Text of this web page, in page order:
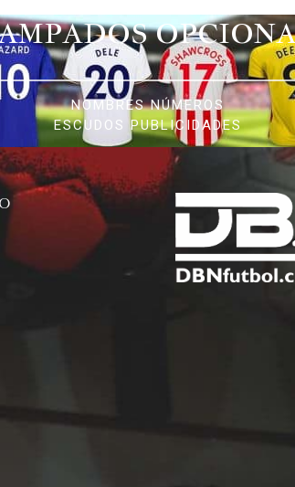
NOMBRES NÚMEROS
ESCUDOS PUBLICIDADES